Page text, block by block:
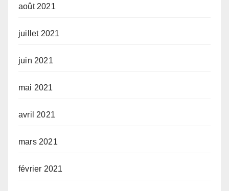
août 2021
juillet 2021
juin 2021
mai 2021
avril 2021
mars 2021
février 2021